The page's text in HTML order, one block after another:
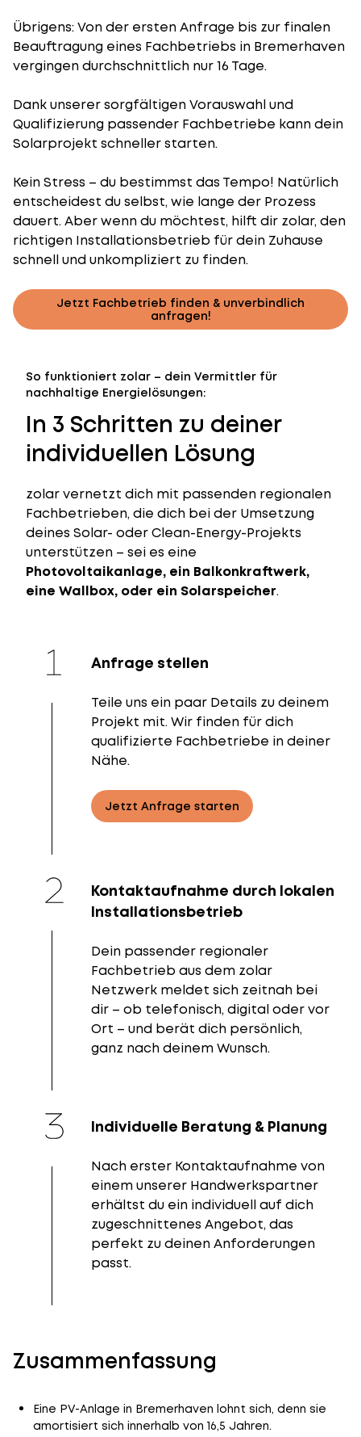
Übrigens: Von der ersten Anfrage bis zur finalen
Beauftragung eines Fachbetriebs in Bremerhaven
vergingen durchschnittlich nur 16 Tage.
Dank unserer sorgfältigen Vorauswahl und
Qualifizierung passender Fachbetriebe kann dein
Solarprojekt schneller starten.
Kein Stress – du bestimmst das Tempo! Natürlich
entscheidest du selbst, wie lange der Prozess
dauert. Aber wenn du möchtest, hilft dir zolar, den
richtigen Installationsbetrieb für dein Zuhause
schnell und unkompliziert zu finden.
Jetzt Fachbetrieb finden & unverbindlich
anfragen!
So funktioniert zolar – dein Vermittler für
nachhaltige Energielösungen:
In 3 Schritten zu deiner
individuellen Lösung
zolar vernetzt dich mit passenden regionalen
Fachbetrieben, die dich bei der Umsetzung
deines Solar- oder Clean-Energy-Projekts
unterstützen – sei es eine
Photovoltaikanlage, ein Balkonkraftwerk,
eine Wallbox, oder ein Solarspeicher.
Anfrage stellen
Teile uns ein paar Details zu deinem
Projekt mit. Wir finden für dich
qualifizierte Fachbetriebe in deiner
Nähe.
Jetzt Anfrage starten
Kontaktaufnahme durch lokalen
Installationsbetrieb
Dein passender regionaler
Fachbetrieb aus dem zolar
Netzwerk meldet sich zeitnah bei
dir – ob telefonisch, digital oder vor
Ort – und berät dich persönlich,
ganz nach deinem Wunsch.
Individuelle Beratung & Planung
Nach erster Kontaktaufnahme von
einem unserer Handwerkspartner
erhältst du ein individuell auf dich
zugeschnittenes Angebot, das
perfekt zu deinen Anforderungen
passt.
Zusammenfassung
Eine PV-Anlage in Bremerhaven lohnt sich, denn sie
amortisiert sich innerhalb von 16,5 Jahren.